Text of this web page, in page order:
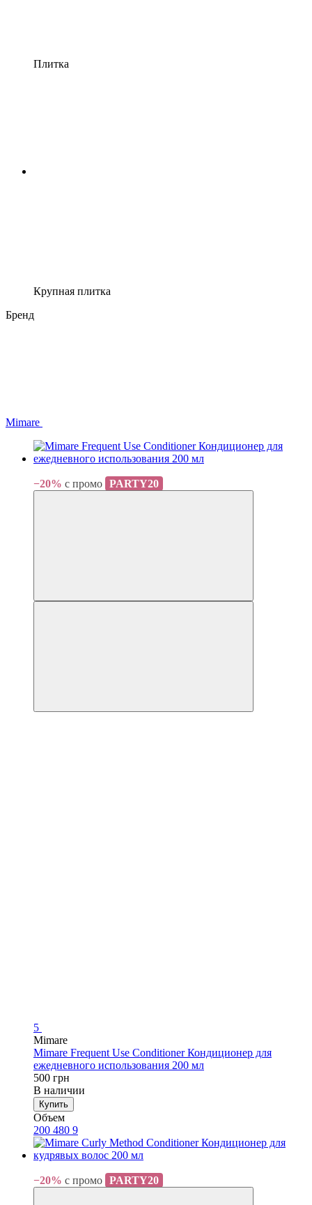
Плитка
Крупная плитка
Бренд
Mimare
−20% с промо PARTY20
5
Mimare
Mimare Frequent Use Conditioner Кондиционер для
ежедневного использования 200 мл
500 грн
В наличии
Купить
Объем
200 480 9
−20% с промо PARTY20